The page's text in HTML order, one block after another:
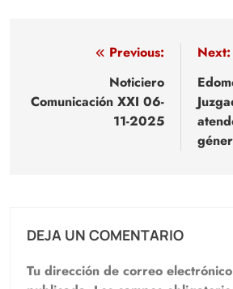
Navegación
entradas
Previous:
Noticiero
Comunicación XXI 06-
11-2025
Next:
DEJA UN COMENTARIO
Tu dirección de correo